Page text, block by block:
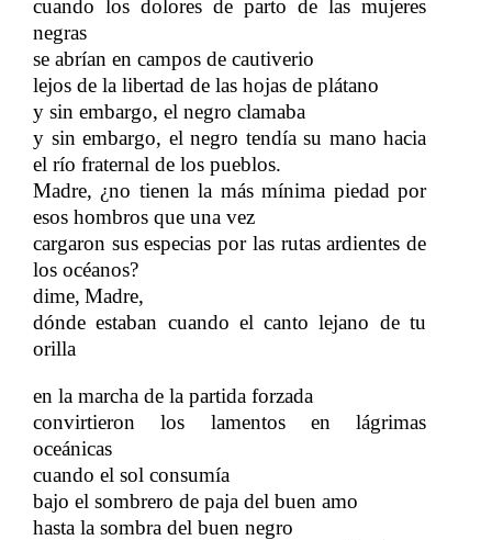
cuando los dolores de parto de las mujeres
negras
se abrían en campos de cautiverio
lejos de la libertad de las hojas de plátano
y sin embargo, el negro clamaba
y sin embargo, el negro tendía su mano hacia
el río fraternal de los pueblos.
Madre, ¿no tienen la más mínima piedad por
esos hombros que una vez
cargaron sus especias por las rutas ardientes de
los océanos?
dime, Madre,
dónde estaban cuando el canto lejano de tu
orilla
en la marcha de la partida forzada
convirtieron los lamentos en lágrimas
oceánicas
cuando el sol consumía
bajo el sombrero de paja del buen amo
hasta la sombra del buen negro